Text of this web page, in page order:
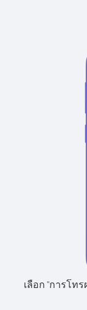
เลือก "การโท